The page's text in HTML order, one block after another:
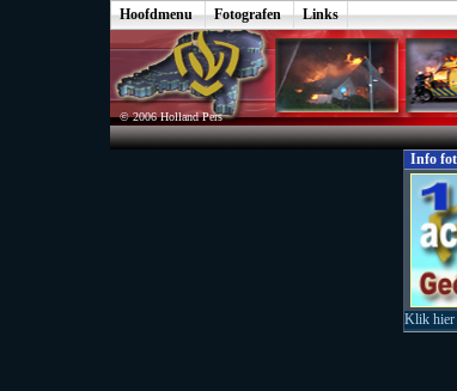
Hoofdmenu Fotografen Links
© 2006 Holland Pers
Info
Klik hier